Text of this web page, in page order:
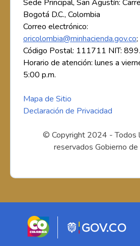
Sede Principal, San Agustín:
Bogotá D.C., Colombia
Correo electrónico:
oricolombia@minhacienda.gov.co;
Código Postal: 111711 NIT:
Horario de atención: lunes a
5:00 p.m.
Mapa de Sitio
Declaración de Privacidad
© Copyright 2024 - Todos
reservados Gobierno de